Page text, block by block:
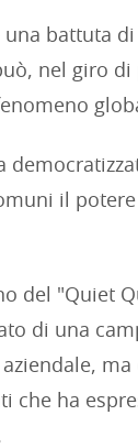
una battuta
nel giro di
il
del "Quiet
di una
ma
che ha